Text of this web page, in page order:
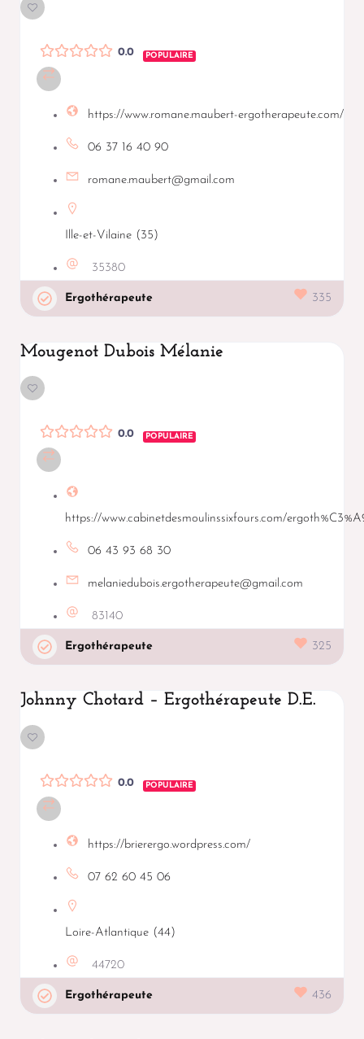
0.0 POPULAIRE
https://www.romane.maubert-ergotherapeute.com/
06 37 16 40 90
romane.maubert@gmail.com
Ille-et-Vilaine (35)
35380
Ergothérapeute 335
Mougenot Dubois Mélanie
0.0 POPULAIRE
https://www.cabinetdesmoulinssixfours.com/
06 43 93 68 30
melaniedubois.ergotherapeute@gmail.com
83140
Ergothérapeute 325
Johnny Chotard – Ergothérapeute D.E.
0.0 POPULAIRE
https://brierergo.wordpress.com/
07 62 60 45 06
Loire-Atlantique (44)
44720
Ergothérapeute 436